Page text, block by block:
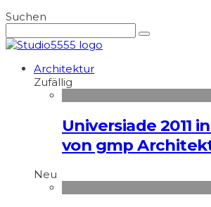
Suchen
Architektur
Zufällig
Universiade 2011
von gmp
Neu